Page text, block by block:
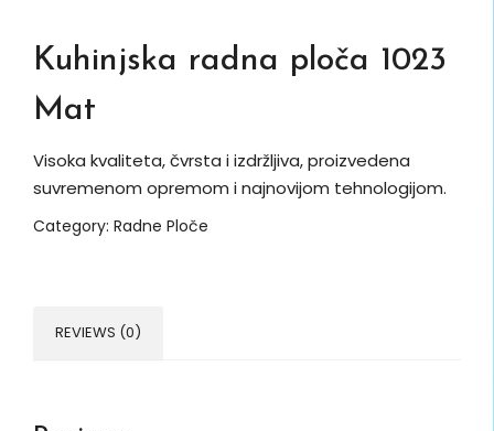
Kuhinjska radna ploča 1023
Mat
Visoka kvaliteta, čvrsta i izdržljiva, proizvedena
suvremenom opremom i najnovijom tehnologijom.
Category: Radne Ploče
REVIEWS (0)